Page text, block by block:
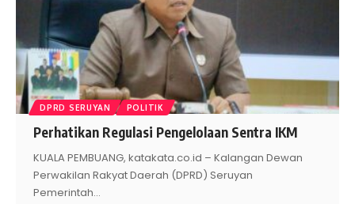
DPRD SERUYAN POLITIK
Perhatikan Regulasi Pengelolaan Sentra IKM
KUALA PEMBUANG, katakata.co.id – Kalangan Dewan
Perwakilan Rakyat Daerah (DPRD) Seruyan
Pemerintah…